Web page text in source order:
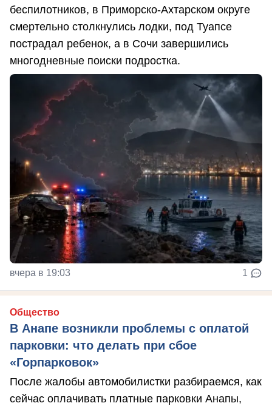
беспилотников, в Приморско-Ахтарском округе
смертельно столкнулись лодки, под Туапсе
пострадал ребенок, а в Сочи завершились
многодневные поиски подростка.
вчера в 19:03 1
Общество
В Анапе возникли проблемы с оплатой
парковки: что делать при сбое
«Горпарковок»
После жалобы автомобилистки разбираемся, как
сейчас оплачивать платные парковки Анапы,